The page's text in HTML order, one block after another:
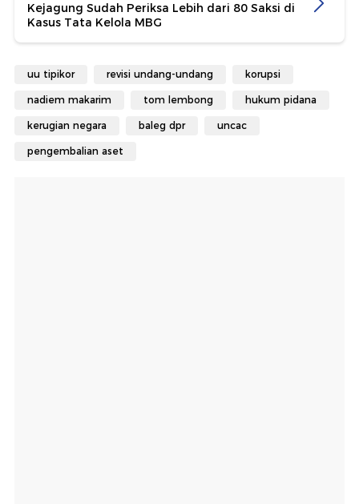
Kejagung Sudah Periksa Lebih dari 80 Saksi di
Kasus Tata Kelola MBG
uu tipikor revisi undang-undang korupsi
nadiem makarim tom lembong hukum pidana
kerugian negara baleg dpr uncac
pengembalian aset